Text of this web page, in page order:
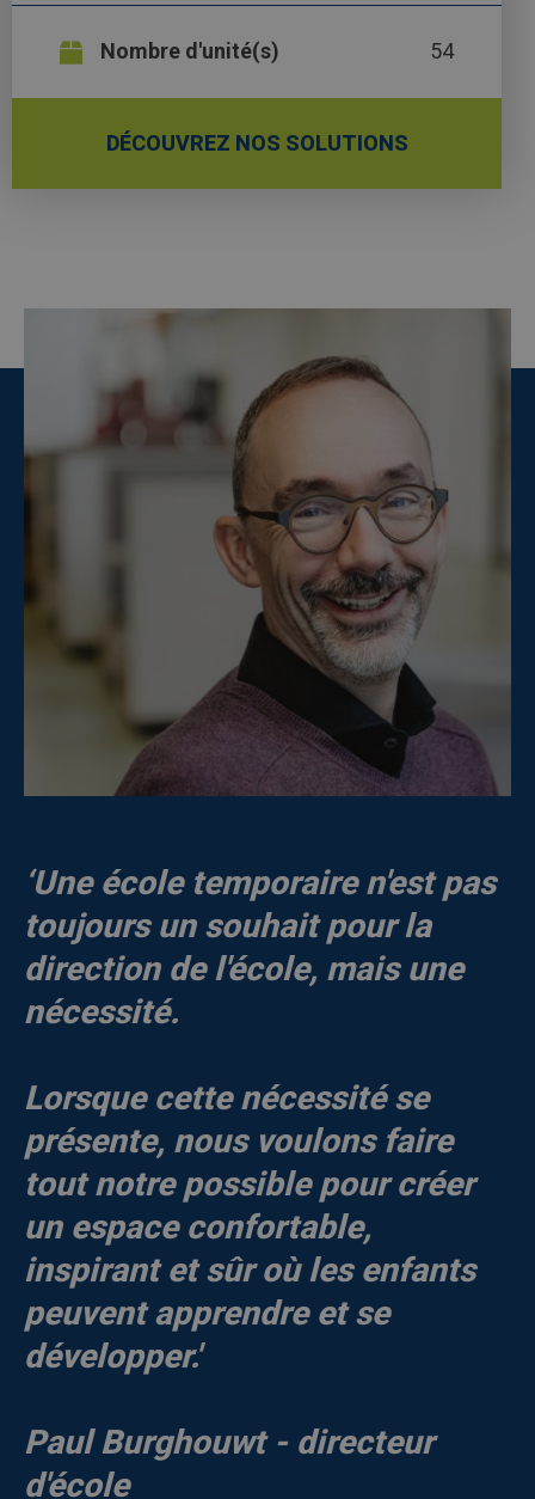
Nombre d'unité(s) 54
DÉCOUVREZ NOS SOLUTIONS
‘Une école temporaire n'est pas
toujours un souhait pour la
direction de l'école, mais une
nécessité.
Lorsque cette nécessité se
présente, nous voulons faire
tout notre possible pour créer
un espace confortable,
inspirant et sûr où les enfants
peuvent apprendre et se
développer.'
Paul Burghouwt - directeur
d'école